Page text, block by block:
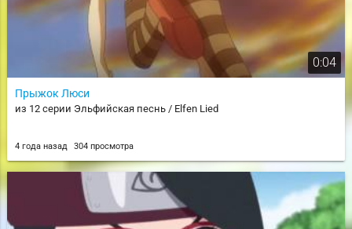
0:04
Прыжок Люси
из 12 серии Эльфийская песнь / Elfen Lied
4 года назад 304 просмотра